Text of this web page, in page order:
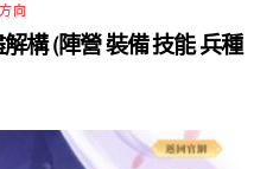
向
構 (陣營 裝備 技能 兵種